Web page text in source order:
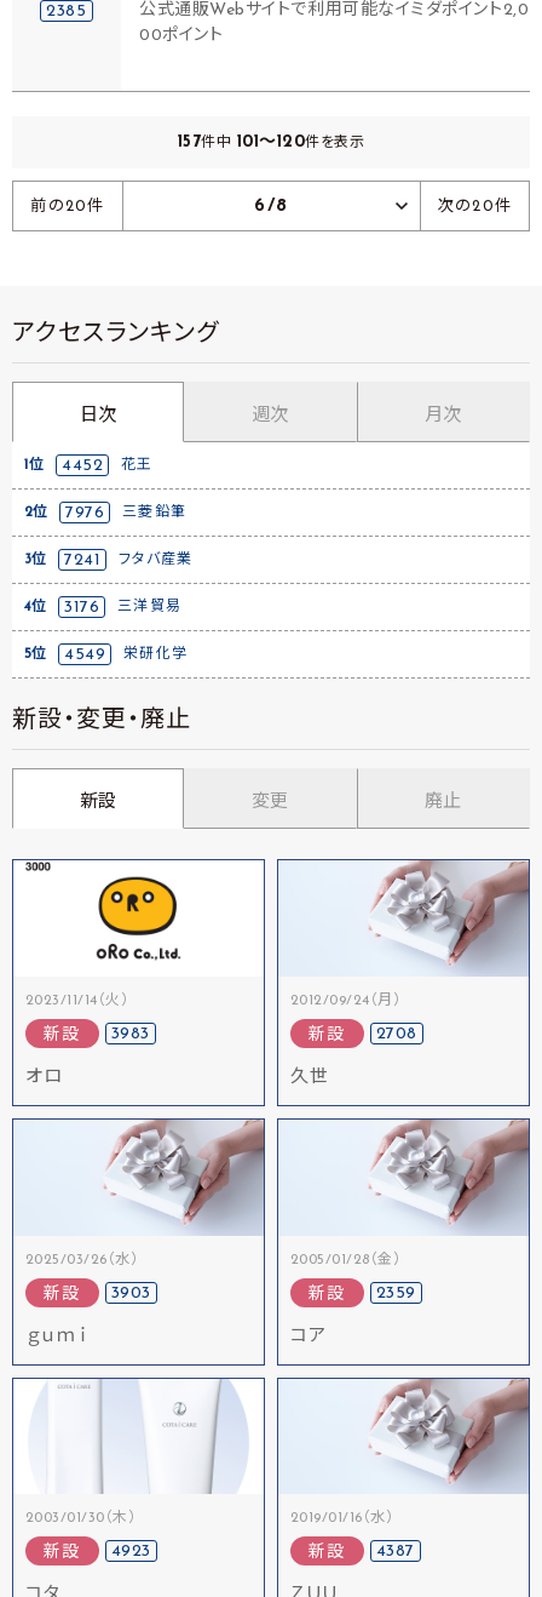
2385
公式通販Webサイトで利用可能なイミダポイント2,0
00ポイント
157件中 101～120件を表示
前の20件 6/8 次の20件
アクセスランキング
日次 週次 月次
1位 4452 花王
2位 7976 三菱鉛筆
3位 7241 フタバ産業
4位 3176 三洋貿易
5位 4549 栄研化学
新設・変更・廃止
新設 変更 廃止
2023/11/14（火）
新設 3983
オロ
2012/09/24（月）
新設 2708
久世
2025/03/26（水）
新設 3903
ｇｕｍｉ
2005/01/28（金）
新設 2359
コア
2003/01/30（木）
新設 4923
2019/01/16（水）
新設 4387